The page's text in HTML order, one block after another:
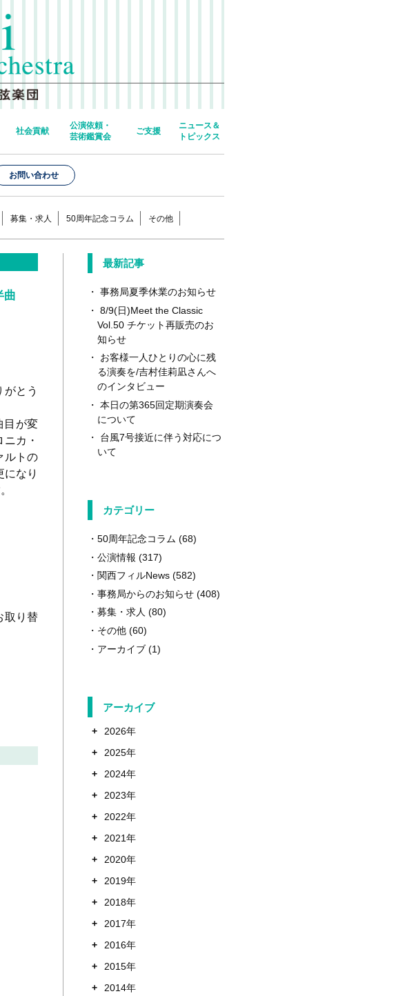
社会貢献
公演依頼・
芸術鑑賞会
ご支援
ニュース＆
トピックス
お問い合わせ
募集・求人 50周年記念コラム その他
曲
とう
目が変
カ・
ルトの
になり
取り替
最新記事
事務局夏季休業のお知らせ
8/9(日)Meet the Classic
Vol.50 チケット再販売のお
知らせ
お客様一人ひとりの心に残
る演奏を/吉村佳莉凪さんへ
のインタビュー
本日の第365回定期演奏会
について
台風7号接近に伴う対応につ
いて
カテゴリー
50周年記念コラム (68)
公演情報 (317)
関西フィルNews (582)
事務局からのお知らせ (408)
募集・求人 (80)
その他 (60)
アーカイブ (1)
アーカイブ
+
2026年
+
2025年
+
2024年
+
2023年
+
2022年
+
2021年
+
2020年
+
2019年
+
2018年
+
2017年
+
2016年
+
2015年
+
2014年